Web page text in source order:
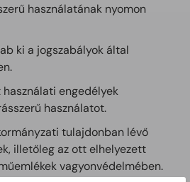
használatának nyomon
ki a jogszabályok által
használati engedélyek
használatot.
tulajdonban lévő
illetőleg az ott elhelyezett
vagyonvédelmében.